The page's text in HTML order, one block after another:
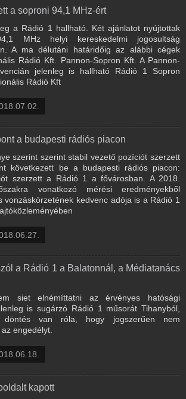
a soproni 94,1 MHz-ért
a Rádió 1 hallható. Két ajánlatot nyújtottak
MHz helyi kereskedelmi jogosultság
A ma délutáni határidőig az alábbi cégek
Rádió Kft. Pannon-Sopron Kft. A Pannon-
jelenleg is hallható Rádió 1 Sopron
Rádió Kft
a budapesti rádiós piacon
szerint szerint stabil vezető pozíciót szerzett
következett be a budapesti rádiós piacon:
szerzett a Rádió 1 a fővárosban. A 2018.
vonatkozó mérési eredményekből
vonzáskörzetének kedvenc adója is a Rádió 1
a Rádió 1 a Balatonnál, a Médiatanács
siet elnémíttatni az érvényes hatósági
is sugárzó Rádió 1 műsorát Tihanyból,
döntés van róla, hogy jogszerűen nem
engedélyt.
kapott